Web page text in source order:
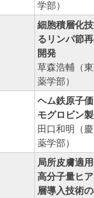
学部）
細胞積層化
るリンパ節
開発
草森浩輔（
薬学部）
ヘム鉄原子
モグロビン
田口和明（
薬学部）
局所皮膚適
高分子量ヒ
層導入技術